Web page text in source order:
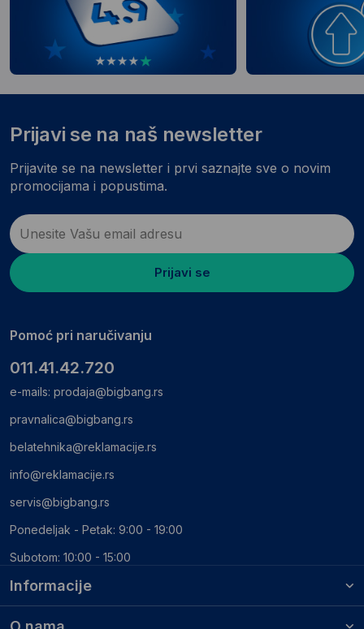
Informacije
Prijavi se na naš newsletter
Prijavite se na newsletter i prvi saznajte sve o novim
promocijama i popustima.
Prijavi se
Pomoć pri naručivanju
011.41.42.720
e-mails: prodaja@bigbang.rs
pravnalica@bigbang.rs
belatehnika@reklamacije.rs
info@reklamacije.rs
servis@bigbang.rs
Ponedeljak - Petak: 9:00 - 19:00
Subotom: 10:00 - 15:00